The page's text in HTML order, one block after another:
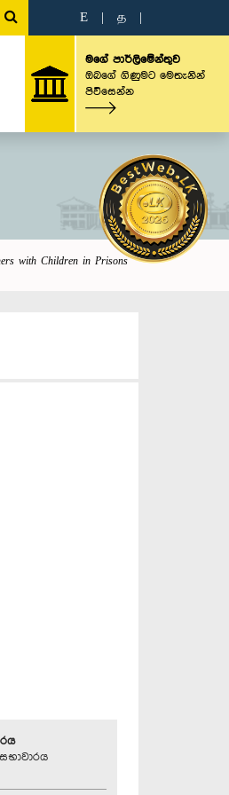
E த
මගේ පාර්ලිමේන්තුව
ඔබගේ ගිණුමට මෙතැනින්
පිවිසෙන්න
with Children in Prisons